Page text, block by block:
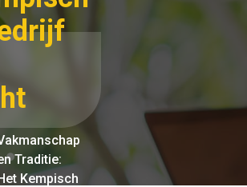
Traditie:
Kempisch